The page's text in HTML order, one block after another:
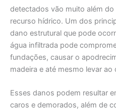
detectados vão muito além
recurso hídrico. Um dos
dano estrutural que pode
água infiltrada pode
fundações, causar o
madeira e até mesmo levar
Esses danos podem resultar
caros e demorados, além de